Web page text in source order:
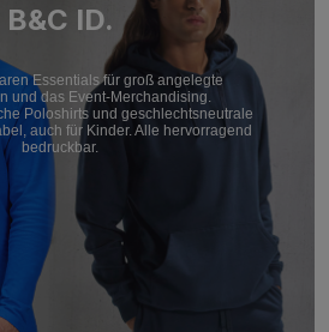
B&C ID.
Essentials für groß angelegte
und das Event-Merchandising.
Poloshirts und geschlechtsneutrale
auch für Kinder. Alle hervorragend
bedruckbar.